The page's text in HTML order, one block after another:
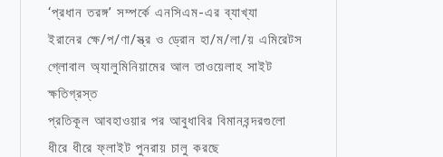
‘প্রধান তরঙ্গ’ সম্পর্কে এনসিএম-এর ব্যাখ্যা
ইরানের ক্ষে/প/ণা/স্ত্র ও ড্রোন হা/ম/লা/য় এমিরেটস
গ্লোবাল অ্যালুমিনিয়ামের আল তাওয়েলাহ সাইট
ক্ষতিগ্রস্ত
প্রতিকূল আবহাওয়ার পর আবুধাবির বিমানবন্দরগুলো
ধীরে ধীরে ফ্লাইট পুনরায় চালু করছে